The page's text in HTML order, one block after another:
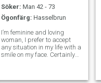
Söker: Man 42 - 73
Ögonfärg: Hasselbrun
I’m feminine and loving
woman, I prefer to accept
any situation in my life with a
smile on my face. Certainly